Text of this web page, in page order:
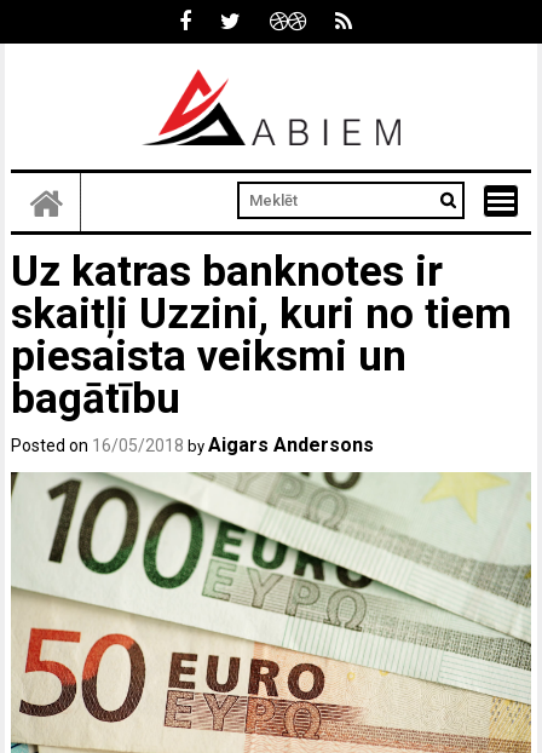
Uz katras banknotes ir
skaitļi Uzzini, kuri no tiem
piesaista veiksmi un
bagātību
Posted on 16/05/2018 byAigars Andersons